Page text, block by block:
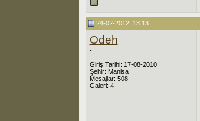
24-02-2012, 13:13
Odeh
-
Giriş Tarihi: 17-08-2010
Şehir: Manisa
Mesajlar: 508
Galeri: 4